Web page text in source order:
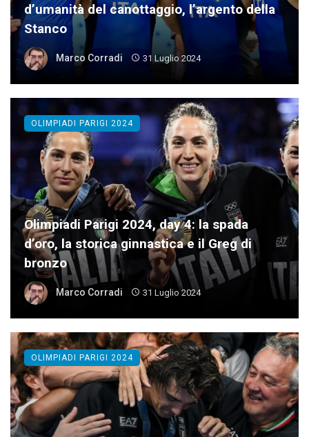
d’umanità del canottaggio, l’argento della
Stanco
Marco Corradi 31 Luglio 2024
Olimpiadi Parigi 2024, day 4: la spada
d’oro, la storica ginnastica e il Greg di
bronzo
Marco Corradi 31 Luglio 2024
OLIMPIADI PARIGI 2024
OLIMPIADI PARIGI 2024